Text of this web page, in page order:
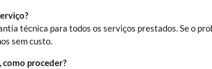
técnica para todos os serviços prestados. Se o
sem custo.
como proceder?